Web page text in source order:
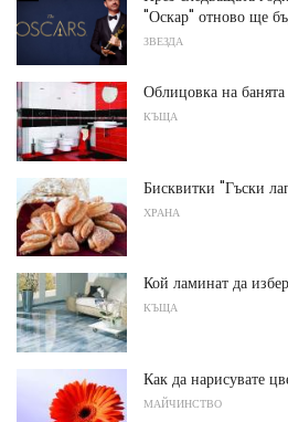
"Оскар" отново ще
ЗВЕЗДА
Облицовка на банята
КЪЩА
Бисквитки "Гъски
ХРАНА
Кой ламинат да
КЪЩА
Как да нарисувате
МАЙЧИНСТВО